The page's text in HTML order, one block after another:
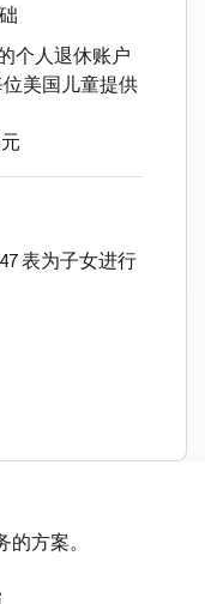
个人退休账户
位美国儿童提供
表为子女进行
方案。